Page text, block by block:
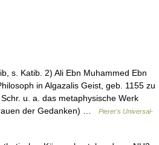
s. Katib. 2) Ali Ebn Muhammed Ebn
in Algazalis Geist, geb. 1155 zu
u. a. das metaphysische Werk
der Gedanken) …
Pierer's Universal-